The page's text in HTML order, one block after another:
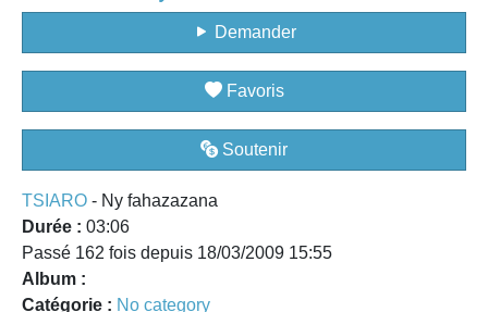
Demander
Favoris
Soutenir
TSIARO - Ny fahazazana
Durée : 03:06
Passé 162 fois depuis 18/03/2009 15:55
Album :
Catégorie : No category